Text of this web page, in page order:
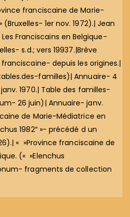
franciscaine de Marie-
1er nov. 1972).| Jean
Franciscains en Belgique-
s.d.; vers 19937.|Brève
depuis les origines.|
familIes)| Annuaire- 4
1970.| Table des familles-
26 juin)| Annuaire- janv.
de Marie-Médiatrice en
1982″ »- précédé d un
« »Province franciscaine de
(« »Elenchus
fragments de collection